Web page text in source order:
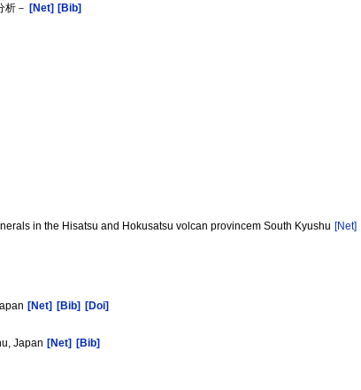
析－[Net] [Bib]
in the Hisatsu and Hokusatsu volcan provincem South Kyushu [Net]
[Net] [Bib]
[Doi]
Japan [Net]
[Bib]